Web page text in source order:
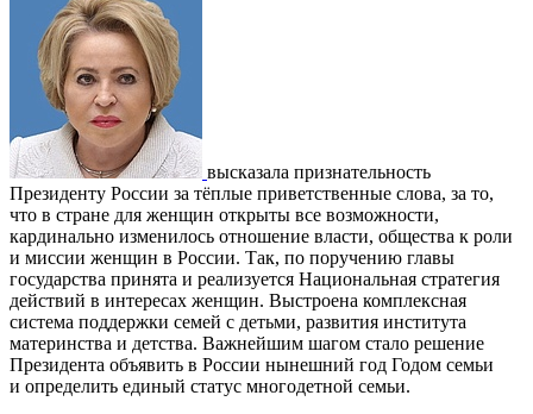
высказала признательность
Президенту России за тёплые приветственные слова, за то,
что в стране для женщин открыты все возможности,
кардинально изменилось отношение власти, общества к роли
и миссии женщин в России. Так, по поручению главы
государства принята и реализуется Национальная стратегия
действий в интересах женщин. Выстроена комплексная
система поддержки семей с детьми, развития института
материнства и детства. Важнейшим шагом стало решение
Президента объявить в России нынешний год Годом семьи
и определить единый статус многодетной семьи.